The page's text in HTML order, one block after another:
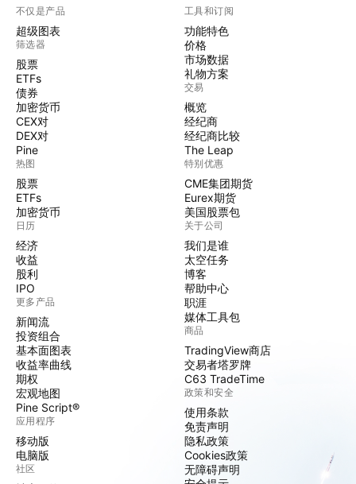
不仅是产品
超级图表
筛选器
股票
ETFs
债券
加密货币
CEX对
DEX对
Pine
热图
股票
ETFs
加密货币
日历
经济
收益
股利
IPO
更多产品
新闻流
投资组合
基本面图表
收益率曲线
期权
宏观地图
Pine Script®
应用程序
移动版
电脑版
社区
工具和订阅
功能特色
价格
市场数据
礼物方案
交易
概览
经纪商
经纪商比较
The Leap
特别优惠
CME集团期货
Eurex期货
美国股票包
关于公司
我们是谁
太空任务
博客
帮助中心
职涯
媒体工具包
商品
TradingView商店
交易者塔罗牌
C63 TradeTime
政策和安全
使用条款
免责声明
隐私政策
Cookies政策
无障碍声明